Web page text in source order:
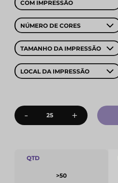
COM IMPRESSÃO
NÚMERO DE CORES
TAMANHO DA IMPRESSÃO
LOCAL DA IMPRESSÃO
- +
QTD
>50